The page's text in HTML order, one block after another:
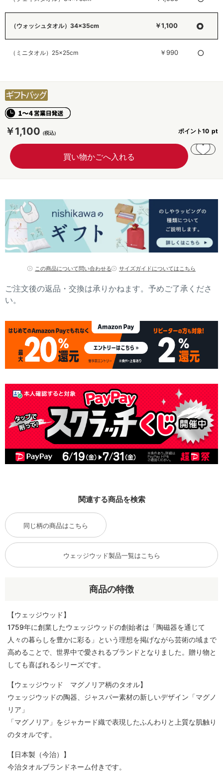
￥1,100 ポイント10
（ウォッシュタオル）34×35cm ￥1,100 ○
（ミニタオル）25×25cm ￥990 ○
この商品について問い合わせる サイズガイドについてはこちら
ご注文後の返品・交換は承りかねます。予めご了承くださ
い。
商品の特徴
【ウェッジウッド】
1759年に創業したウェッジウッドの創始者は「陶磁器を通じて
人々の暮らしを豊かに彩る」という理想を掲げながら芸術の域まで
高めることで、世界中で愛されるブランドとなりました。贈り物と
しても喜ばれるシリーズです。
【ウェッジウッド マグノリア柄のタオル】
ウェッジウッドの陶器、ジャスパー素材の新しいデザイン「マグノ
リア」
「マグノリア」をジャカード織で表現したふんわりと上質な肌触り
のタオルです。
【日本製（今治）】
今治タオルブランドネーム付きです。
関連する商品を検索
同じ柄の商品はこちら
ウェッジウッド製品一覧はこちら